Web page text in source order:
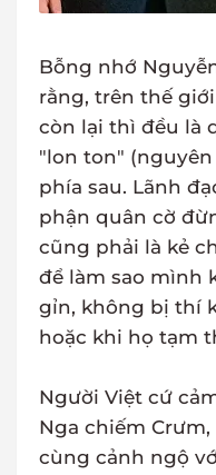
Bỗng nhớ
rằng, trên thế
còn lại thì đều là
"lon ton"
phía sau. Lãnh
phận quân cờ
cũng phải là kẻ
để làm sao mình
gỉn, không bị thí
hoặc khi họ tạm
Người Việt cứ
Nga chiếm
cùng cảnh ngộ